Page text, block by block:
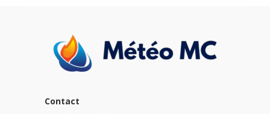
Contact